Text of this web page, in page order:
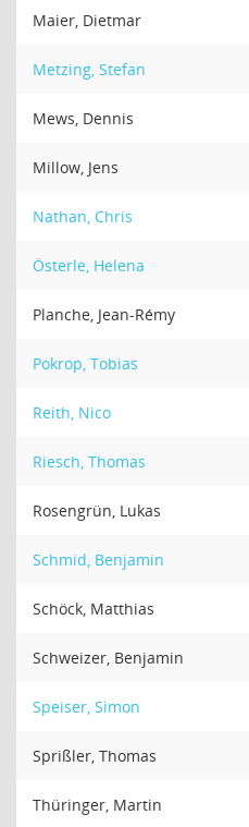
Maier, Dietmar
Metzing, Stefan
Mews, Dennis
Millow, Jens
Nathan, Chris
Österle, Helena
Planche, Jean-Rémy
Pokrop, Tobias
Reith, Nico
Riesch, Thomas
Rosengrün, Lukas
Schmid, Benjamin
Schöck, Matthias
Schweizer, Benjamin
Speiser, Simon
Sprißler, Thomas
Thüringer, Martin